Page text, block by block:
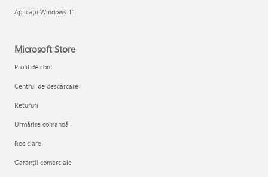
Aplicații Windows 11
Microsoft Store
Profil de cont
Centrul de descărcare
Retururi
Urmărire comandă
Reciclare
Garanții comerciale